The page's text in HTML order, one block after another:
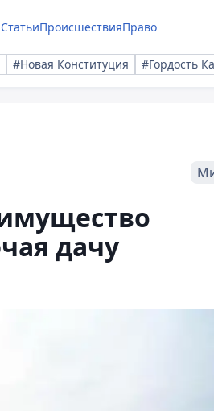
СтатьиПроисшествияПраво
#Новая Конституция #Гордость
дачу